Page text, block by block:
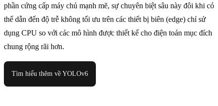
phần cứng cấp máy chủ mạnh mẽ, sự chuyên biệt sâu này đôi khi có
thể dẫn đến độ trễ không tối ưu trên các thiết bị biên (edge) chỉ sử
dụng CPU so với các mô hình được thiết kế cho điện toán mục đích
chung rộng rãi hơn.
Tìm hiểu thêm về YOLOv6